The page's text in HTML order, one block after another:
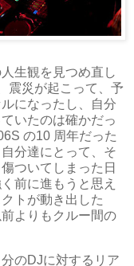
生観を見つめ直し
震災が起こって、予
になったし、自分
いたのは確かだっ
の10 周年だった
分達にとって、そ
ついてしまった日
前に進もうと思え
トが動き出した
よりもクルー間の
のDJに対するリア